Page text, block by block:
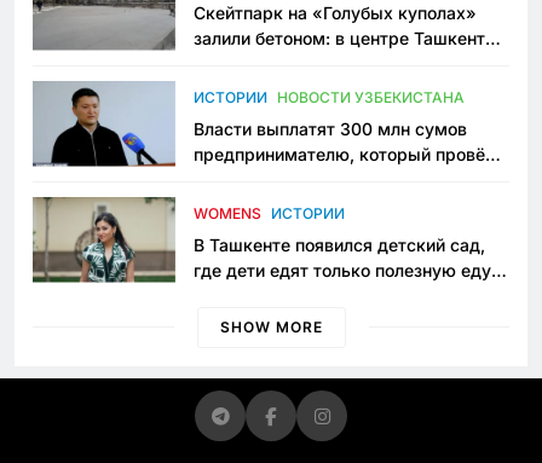
Скейтпарк на «Голубых куполах»
залили бетоном: в центре Ташкента
пространство
ИСТОРИИ НОВОСТИ УЗБЕКИСТАНА
Власти выплатят 300 млн сумов
предпринимателю, который провёл
приговору
WOMENS ИСТОРИИ
В Ташкенте появился детский сад,
где дети едят только полезную еду.
просить «кашу без сахара»
SHOW MORE